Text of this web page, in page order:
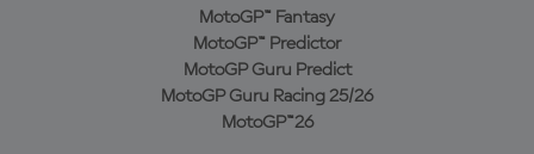
MotoGP™ Fantasy
MotoGP™ Predictor
MotoGP Guru Predict
MotoGP Guru Racing 25/26
MotoGP™26